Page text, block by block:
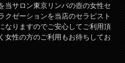
当サロン東京リンパの壺の女性セ
クゼーションを当店のセラピスト
なりますのでご安心してご利用頂
女性の方のご利用もお待ちしてお